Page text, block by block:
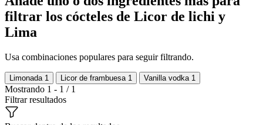
filtrar los cócteles de Licor de lichi y
Lima
Usa combinaciones populares para seguir filtrando.
Limonada 1 Licor de frambuesa 1 Vanilla vodka 1
Mostrando 1 - 1 / 1
Filtrar resultados